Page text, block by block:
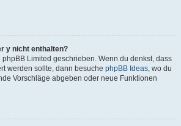
y nicht enthalten?
Limited geschrieben. Wenn du denkst, dass
werden sollte, dann besuche phpBB Ideas, wo du
Vorschläge abgeben oder neue Funktionen